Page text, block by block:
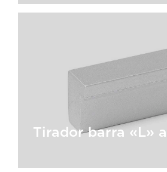
Tirador cilíndrico
Tirador barra «L»